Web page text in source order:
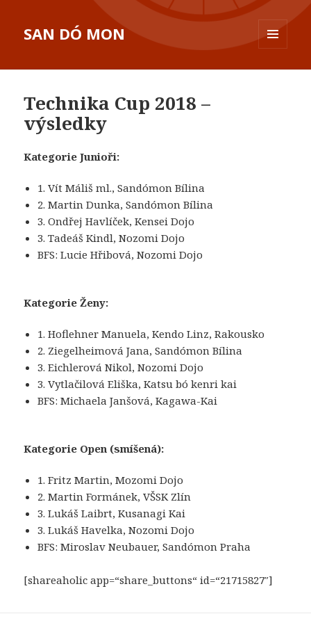
SAN DÓ MON
Technika Cup 2018 –
výsledky
Kategorie Junioři:
1. Vít Máliš ml., Sandómon Bílina
2. Martin Dunka, Sandómon Bílina
3. Ondřej Havlíček, Kensei Dojo
3. Tadeáš Kindl, Nozomi Dojo
BFS: Lucie Hřibová, Nozomi Dojo
Kategorie Ženy:
1. Hoflehner Manuela, Kendo Linz, Rakousko
2. Ziegelheimová Jana, Sandómon Bílina
3. Eichlerová Nikol, Nozomi Dojo
3. Vytlačilová Eliška, Katsu bó kenri kai
BFS: Michaela Janšová, Kagawa-Kai
Kategorie Open (smíšená):
1. Fritz Martin, Mozomi Dojo
2. Martin Formánek, VŠSK Zlín
3. Lukáš Laibrt, Kusanagi Kai
3. Lukáš Havelka, Nozomi Dojo
BFS: Miroslav Neubauer, Sandómon Praha
[shareaholic app=“share_buttons“ id=“21715827″]